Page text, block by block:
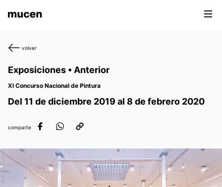
volver
Exposiciones • Anterior
XI Concurso Nacional de Pintura
Del 11 de diciembre 2019 al 8 de febrero 2020
comparte